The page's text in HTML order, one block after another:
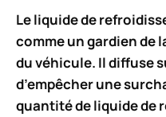
Le liquide de
comme un gardien de
du véhicule. Il diffuse
d’empêcher une
quantité de liquide de